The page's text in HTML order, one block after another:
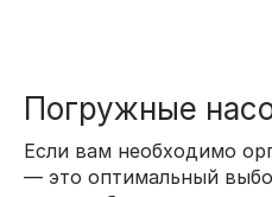
Погружные
Если вам необходимо
— это оптимальный